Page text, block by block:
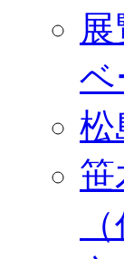
ベ
松
笹